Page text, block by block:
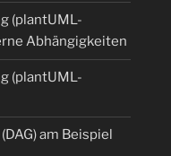
(plantUML-
Abhängigkeiten
(plantUML-
am Beispiel